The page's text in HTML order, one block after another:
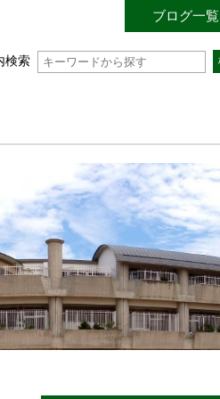
ブログ一覧
検索